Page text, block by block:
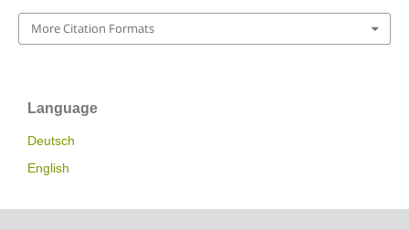
More Citation Formats
Language
Deutsch
English